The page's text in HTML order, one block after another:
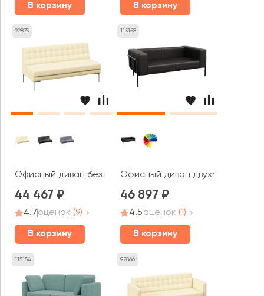
В корзину В корзину
92875
Офисный диван без подлокотников трехместный
44 467
4.7оценок (9)
В корзину
115158
Офисный диван двухместный
46 897
4.5оценок (1)
В корзину
115154 92866